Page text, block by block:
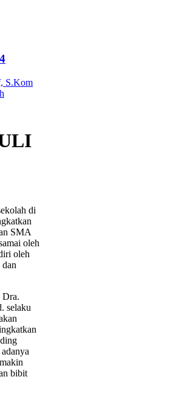
S.Kom
di
SMA
oleh
oleh
Dra.
selaku
bibit